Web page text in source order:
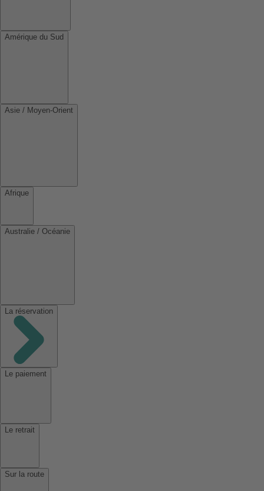
Amérique du Sud
Asie / Moyen-Orient
Afrique
Australie / Océanie
La réservation
Le paiement
Le retrait
Sur la route